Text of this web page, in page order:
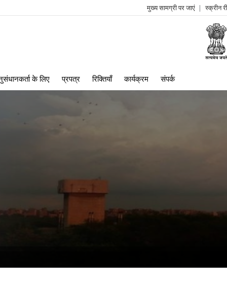
मुख्य सामग्री पर जाएं स्क्रीन
के लिए प्रपत्र रिक्तियाँ कार्यक्रम संपर्क